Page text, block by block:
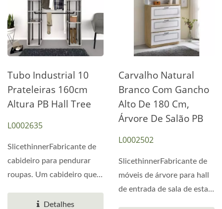
Tubo Industrial 10
Prateleiras 160cm
Altura PB Hall Tree
L0002635
SlicethinnerFabricante de
cabideiro para pendurar
roupas. Um cabideiro que
Detalhes
Carvalho Natural
Branco Com Gancho
Alto De 180 Cm,
Árvore De Salão PB
L0002502
SlicethinnerFabricante de
móveis de árvore para hall
de entrada de sala de estar.